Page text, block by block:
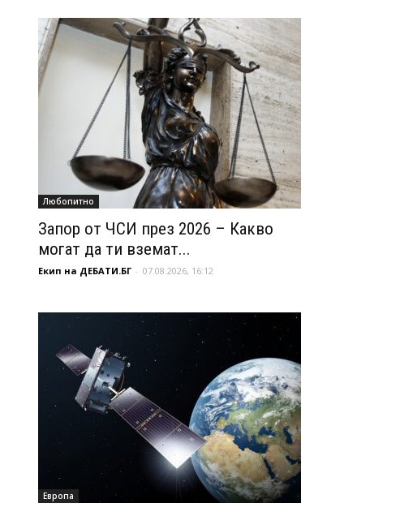
Любопитно
Запор от ЧСИ през 2026 – Какво
могат да ти вземат...
Екип на ДЕБАТИ.БГ - 07.08.2026, 16:12
Европа